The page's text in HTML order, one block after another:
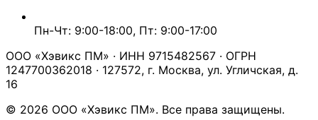
Пн-Чт: 9:00-18:00, Пт: 9:00-17:00
ООО «Хэвикс ПМ» · ИНН 9715482567 · ОГРН
1247700362018 · 127572, г. Москва, ул. Угличская, д.
16
© 2026 ООО «Хэвикс ПМ». Все права защищены.